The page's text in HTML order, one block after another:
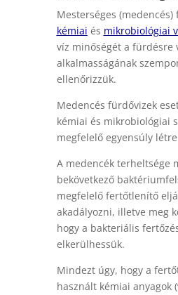
Mesterséges (medencés)
kémiai és mikrobiológiai
víz minőségét a fürdésre
alkalmasságának
ellenőrizzük.
Medencés fürdővizek
kémiai és mikrobiológiai
megfelelő egyensúly
A medencék terheltsége
bekövetkező
megfelelő fertőtlenítő
akadályozni, illetve meg
hogy a bakteriális
elkerülhessük.
Mindezt úgy, hogy a
használt kémiai anyagok